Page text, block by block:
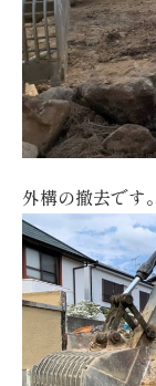
外構の撤去です。